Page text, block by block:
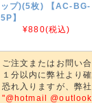
ップ)(5枚) 【AC-BG-
5P】
¥880(税込)
ご注文またはお問い
１分以内に弊社より
恐れ入りますが、弊
"@hotmail @outlook